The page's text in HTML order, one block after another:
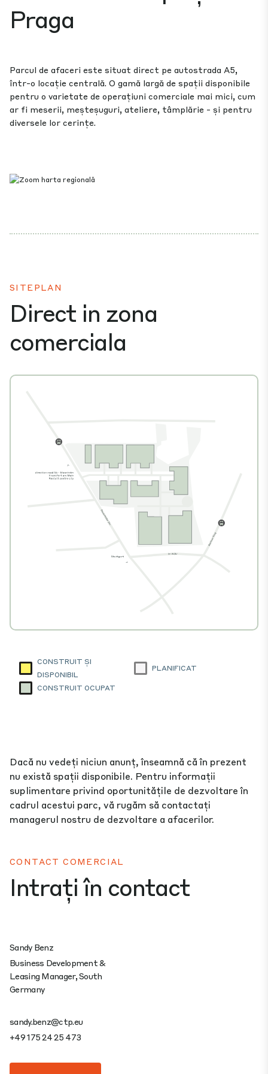
Praga
Parcul de afaceri este situat direct pe autostrada A5,
într-o locație centrală. O gamă largă de spații disponibile
pentru o varietate de operațiuni comerciale mai mici, cum
ar fi meserii, meșteșuguri, ateliere, tâmplărie - și pentru
diversele lor cerințe.
SITEPLAN
Direct in zona
comerciala
CONSTRUIT ȘI
DISPONIBIL
PLANIFICAT
CONSTRUIT OCUPAT
Dacă nu vedeți niciun anunț, înseamnă că în prezent
nu există spații disponibile. Pentru informații
suplimentare privind oportunitățile de dezvoltare în
cadrul acestui parc, vă rugăm să contactați
managerul nostru de dezvoltare a afacerilor.
CONTACT COMERCIAL
Intrați în contact
Sandy Benz
Business Development &
Leasing Manager, South
Germany
sandy.benz@ctp.eu
+49 175 24 25 473